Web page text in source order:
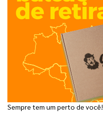
Sempre tem um perto de você!